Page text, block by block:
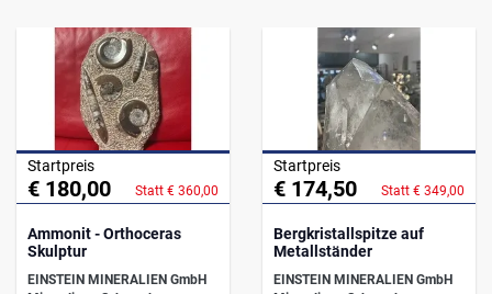
Startpreis
€ 180,00 Statt € 360,00
Ammonit - Orthoceras
Skulptur
EINSTEIN MINERALIEN GmbH
Startpreis
€ 174,50 Statt € 349,00
Bergkristallspitze auf
Metallständer
EINSTEIN MINERALIEN GmbH